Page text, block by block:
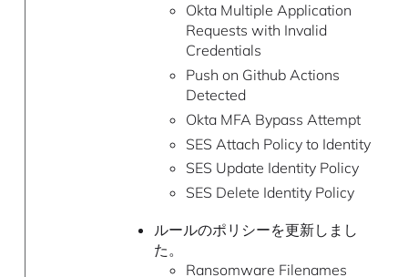
Okta Multiple Application
Requests with Invalid
Credentials
Push on Github Actions
Detected
Okta MFA Bypass Attempt
SES Attach Policy to Identity
SES Update Identity Policy
SES Delete Identity Policy
ルールのポリシーを更新しまし
た。
Ransomware Filenames